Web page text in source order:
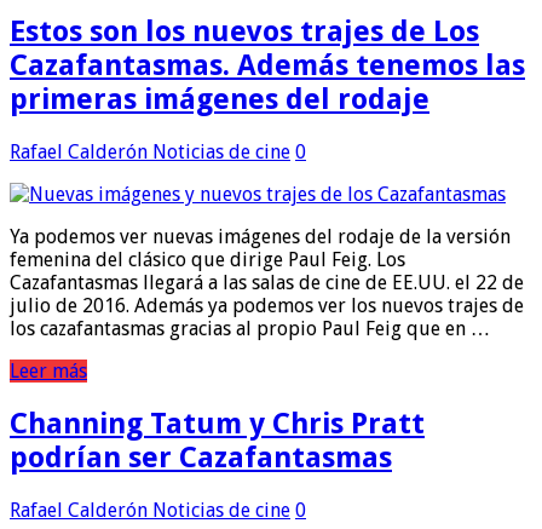
Estos son los nuevos trajes de Los
Cazafantasmas. Además tenemos las
primeras imágenes del rodaje
Rafael Calderón Noticias de cine 0
Ya podemos ver nuevas imágenes del rodaje de la versión
femenina del clásico que dirige Paul Feig. Los
Cazafantasmas llegará a las salas de cine de EE.UU. el 22 de
julio de 2016. Además ya podemos ver los nuevos trajes de
los cazafantasmas gracias al propio Paul Feig que en …
Leer más
Channing Tatum y Chris Pratt
podrían ser Cazafantasmas
Rafael Calderón Noticias de cine 0